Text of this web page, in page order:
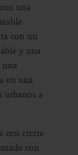
una
con un
y una
una
en una
urbanos a
con cierre
con